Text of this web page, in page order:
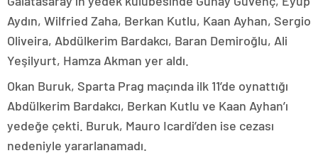
Aydın, Wilfried Zaha, Berkan Kutlu, Kaan Ayhan, Sergio
Oliveira, Abdülkerim Bardakcı, Baran Demiroğlu, Ali
Yeşilyurt, Hamza Akman yer aldı.
Okan Buruk, Sparta Prag maçında ilk 11’de oynattığı
Abdülkerim Bardakcı, Berkan Kutlu ve Kaan Ayhan’ı
yedeğe çekti. Buruk, Mauro Icardi’den ise cezası
nedeniyle yararlanamadı.